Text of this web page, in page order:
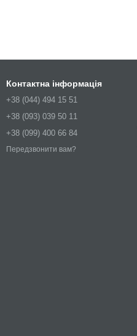
Контактна інформація
+38 (044) 494 15 51
+38 (093) 039 50 11
+38 (099) 400 66 84
Передзвонити вам?